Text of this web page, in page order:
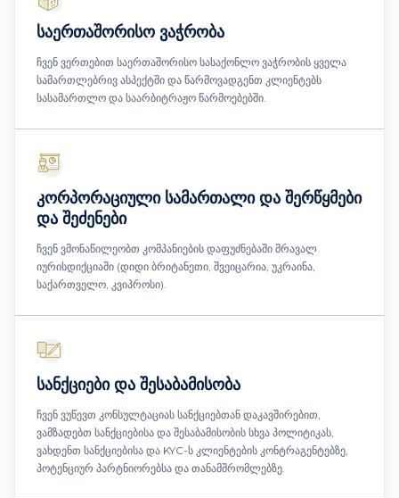
საერთაშორისო ვაჭრობა
ჩვენ ვერთებით საერთაშორისო სასაქონლო ვაჭრობის ყველა
სამართლებრივ ასპექტში და წარმოვადგენთ კლიენტებს
სასამართლო და საარბიტრაჟო წარმოებებში.
კორპორაციული სამართალი და შერწყმები
და შეძენები
ჩვენ ვმონაწილეობთ კომპანიების დაფუძნებაში მრავალ
იურისდიქციაში (დიდი ბრიტანეთი, შვეიცარია, უკრაინა,
საქართველო, კვიპროსი).
სანქციები და შესაბამისობა
ჩვენ ვუწევთ კონსულტაციას სანქციებთან დაკავშირებით,
ვამზადებთ სანქციებისა და შესაბამისობის სხვა პოლიტიკას,
ვახდენთ სანქციებისა და KYC-ს კლიენტების კონტრაგენტებზე,
პოტენციურ პარტნიორებსა და თანამშრომლებზე.